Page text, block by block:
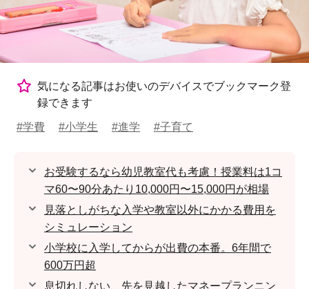
気になる記事はお使いのデバイスでブックマーク登
録できます
#学費 #小学生 #進学 #子育て
お受験するなら幼児教室代も考慮！授業料は1コ
マ60〜90分あたり10,000円〜15,000円が相場
見落としがちな入学や教室以外にかかる費用を
シミュレーション
小学校に入学してからが出費の本番。6年間で
600万円超
息切れしない、先を見越したマネープランニン